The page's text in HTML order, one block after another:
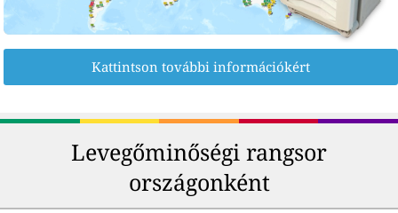
Kattintson további információkért
Levegőminőségi rangsor
országonként